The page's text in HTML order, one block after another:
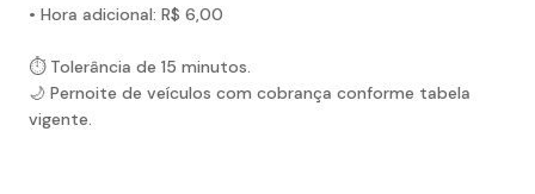
• Hora adicional: R$ 6,00
⏱️ Tolerância de 15 minutos.
🌙 Pernoite de veículos com cobrança conforme tabela
vigente.